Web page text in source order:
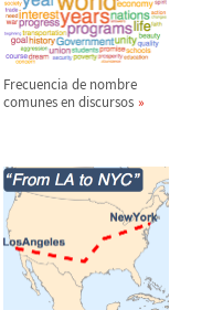
Frecuencia de nombre
comunes en discursos